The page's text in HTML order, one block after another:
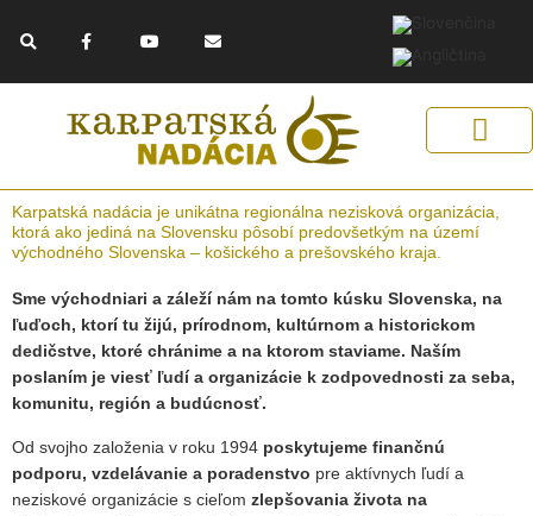
a
o
o
k
o
b
e
n
o
p
e
Karpatská nadácia je unikátna regionálna nezisková organizácia,
ktorá ako jediná na Slovensku pôsobí predovšetkým na území
východného Slovenska – košického a prešovského kraja.
Sme východniari a záleží nám na tomto kúsku Slovenska, na
ľuďoch, ktorí tu žijú, prírodnom, kultúrnom a historickom
dedičstve, ktoré chránime a na ktorom staviame. Naším
poslaním je viesť ľudí a organizácie k zodpovednosti za seba,
komunitu, región a budúcnosť.
Od svojho založenia v roku 1994 poskytujeme finančnú
podporu, vzdelávanie a poradenstvo pre aktívnych ľudí a
neziskové organizácie s cieľom zlepšovania života na